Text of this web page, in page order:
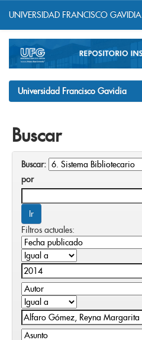
navigation
UNIVERSIDAD FRANCISCO GAVIDIA
Universidad Francisco Gavidia
Buscar
Buscar:
por
Filtros actuales: